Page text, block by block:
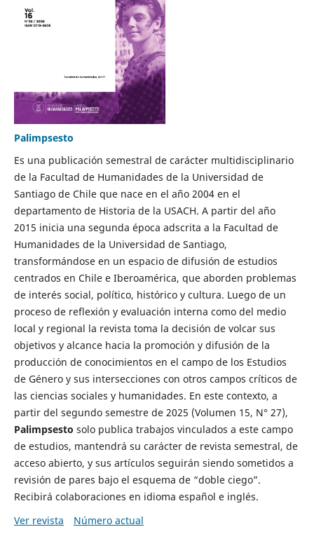
Palimpsesto
Es una publicación semestral de carácter multidisciplinario
de la Facultad de Humanidades de la Universidad de
Santiago de Chile que nace en el año 2004 en el
departamento de Historia de la USACH. A partir del año
2015 inicia una segunda época adscrita a la Facultad de
Humanidades de la Universidad de Santiago,
transformándose en un espacio de difusión de estudios
centrados en Chile e Iberoamérica, que aborden problemas
de interés social, político, histórico y cultura. Luego de un
proceso de reflexión y evaluación interna como del medio
local y regional la revista toma la decisión de volcar sus
objetivos y alcance hacia la promoción y difusión de la
producción de conocimientos en el campo de los Estudios
de Género y sus intersecciones con otros campos críticos de
las ciencias sociales y humanidades. En este contexto, a
partir del segundo semestre de 2025 (Volumen 15, N° 27),
Palimpsesto solo publica trabajos vinculados a este campo
de estudios, mantendrá su carácter de revista semestral, de
acceso abierto, y sus artículos seguirán siendo sometidos a
revisión de pares bajo el esquema de “doble ciego”.
Recibirá colaboraciones en idioma español e inglés.
Ver revista
Número actual